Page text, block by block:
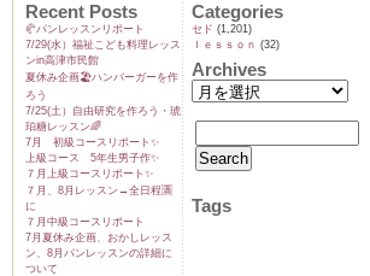
Recent Posts
🥐パンレッスンリポート
7/29(水）福祉こども料理レッス
ンin高津市民館
夏休み企画🏖️ハンバーガーを作
ろう
7/25(土）自由研究を作ろう・琥
珀糖レッスン🌈
7月 初級コースリポート✨️
上級コース 5年生男子作✨️
７月上級コースリポート✨️
７月、8月レッスン→全日程🈵
に
７月中級コースリポート
7月夏休み企画、おかしレッス
ン、8月パンレッスンの詳細に
ついて
Categories
セド (1,201)
ｌｅｓｓｏｎ (32)
Archives
Tags